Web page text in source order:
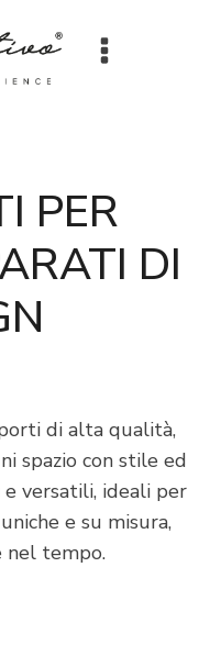
PER
DI
di alta qualità,
spazio con stile ed
versatili, ideali per
e su misura,
nel tempo.